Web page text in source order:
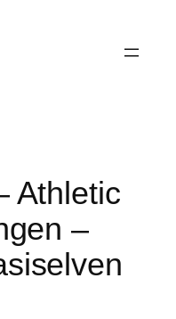
Athletic
–